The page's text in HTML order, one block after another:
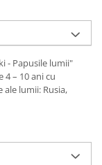
- Papusile lumii"
– 10 ani cu
lumii: Rusia,